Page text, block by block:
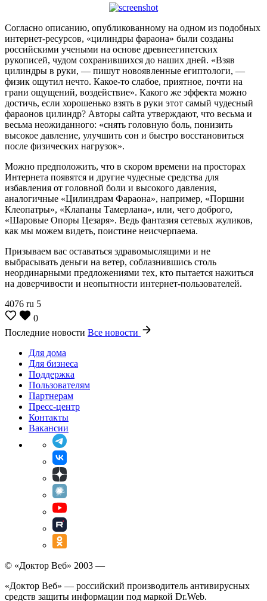
Согласно описанию, опубликованному на одном из подобных
интернет-ресурсов, «цилиндры фараона» были созданы
российскими учеными на основе древнеегипетских
рукописей, чудом сохранившихся до наших дней. «Взяв
цилиндры в руки, — пишут новоявленные египтологи, —
физик ощутил нечто. Какое-то слабое, приятное, почти на
грани ощущений, воздействие». Какого же эффекта можно
достичь, если хорошенько взять в руки этот самый чудесный
фараонов цилиндр? Авторы сайта утверждают, что весьма и
весьма неожиданного: «снять головную боль, понизить
высокое давление, улучшить сон и быстро восстановиться
после физических нагрузок».
Можно предположить, что в скором времени на просторах
Интернета появятся и другие чудесные средства для
избавления от головной боли и высокого давления,
аналогичные «Цилиндрам Фараона», например, «Поршни
Клеопатры», «Клапаны Тамерлана», или, чего доброго,
«Шаровые Опоры Цезаря». Ведь фантазия сетевых жуликов,
как мы можем видеть, поистине неисчерпаема.
Призываем вас оставаться здравомыслящими и не
выбрасывать деньги на ветер, соблазнившись столь
неординарными предложениями тех, кто пытается нажиться
на доверчивости и неопытности интернет-пользователей.
4076 ru 5
0
Последние новости Все новости
Для дома
Для бизнеса
Поддержка
Пользователям
Партнерам
Пресс-центр
Контакты
Вакансии
© «Доктор Веб» 2003 —
«Доктор Веб» — российский производитель антивирусных
средств защиты информации под маркой Dr.Web.